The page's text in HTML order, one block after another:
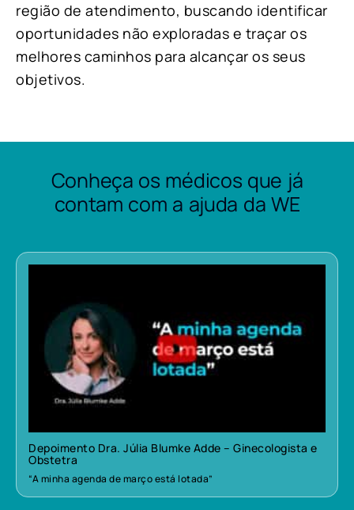
região de atendimento, buscando identificar
oportunidades não exploradas e traçar os
melhores caminhos para alcançar os seus
objetivos.
Conheça os médicos que já
contam com a ajuda da WE
Depoimento Dra. Júlia Blumke Adde – Ginecologista e
Obstetra
“A minha agenda de março está lotada”